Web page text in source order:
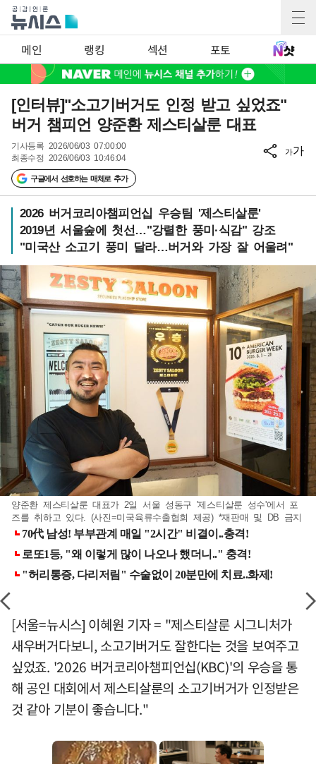
메인 랭킹 섹션 포토
[인터뷰]"소고기버거도 인정 받고 싶었죠"
버거 챔피언 양준환 제스티살룬 대표
기사등록 2026/06/03 07:00:00
최종수정 2026/06/03 10:46:04
구글에서 선호하는 매체로 추가
가가
2026 버거코리아챔피언십 우승팀 '제스티살룬'
2019년 서울숲에 첫선…"강렬한 풍미·식감" 강조
"미국산 소고기 풍미 달라…버거와 가장 잘 어울려"
양준환 제스티살룬 대표가 2일 서울 성동구 '제스티살룬 성수'에서 포
즈를 취하고 있다. (사진=미국육류수출협회 제공) *재판매 및 DB 금지
[서울=뉴시스] 이혜원 기자 = "제스티살룬 시그니처가
새우버거다보니, 소고기버거도 잘한다는 것을 보여주고
싶었죠. '2026 버거코리아챔피언십(KBC)'의 우승을 통
해 공인 대회에서 제스티살룬의 소고기버거가 인정받은
것 같아 기분이 좋습니다."